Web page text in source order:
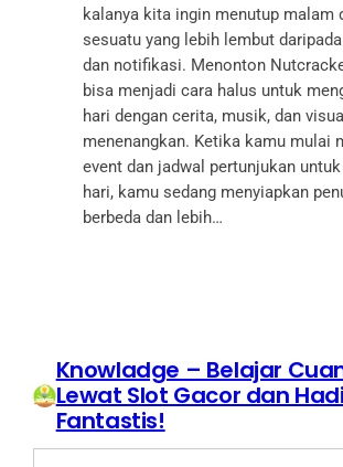
kalanya kita ingin menutup malam
sesuatu yang lebih lembut
dan notifikasi. Menonton
bisa menjadi cara halus untuk
hari dengan cerita, musik, dan
menenangkan. Ketika kamu mulai
event dan jadwal pertunjukan
hari, kamu sedang menyiapkan
berbeda dan lebih…
Knowladge – Belajar
Lewat Slot Gacor dan
Fantastis!